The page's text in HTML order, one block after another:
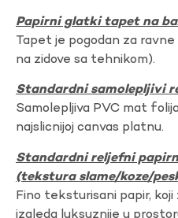
Papirni glatki tapet na
Tapet je pogodan za
na zidove sa tehnikom).
Standardni samolepljivi
Samolepljiva PVC mat
najslicnijoj canvas platnu.
Standardni reljefni
(tekstura slame/koze/
Fino teksturisani papir,